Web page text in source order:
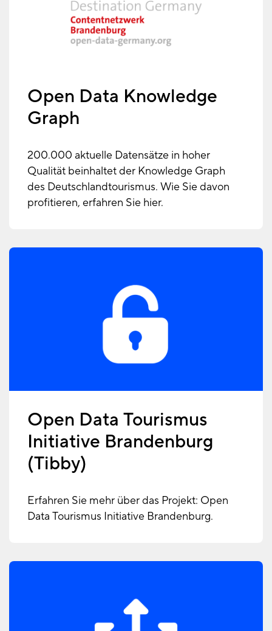
Open Data Knowledge
Graph
200.000 aktuelle Datensätze in hoher
Qualität beinhaltet der Knowledge Graph
des Deutschlandtourismus. Wie Sie davon
profitieren, erfahren Sie hier.
Open Data Tourismus
Initiative Brandenburg
(Tibby)
Erfahren Sie mehr über das Projekt: Open
Data Tourismus Initiative Brandenburg.